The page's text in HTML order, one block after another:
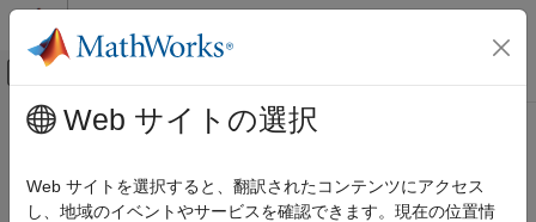
コンテンツへスキップ
オフキャンバス ナビゲーション メ
ドキュメンテーションのホーム
プログラミング
メインコンテンツ
munlock
関数またはスクリプトをメモリからクリアできるようにする
Web サイトの選択
Web サイトを選択すると、翻訳されたコンテンツにアクセス
し、地域のイベントやサービスを確認できます。現在の位置情